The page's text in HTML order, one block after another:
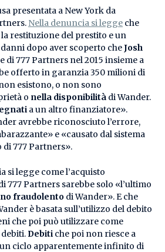
presentata a New York da
Nella denuncia si legge che
restituzione del prestito e un
dopo aver scoperto cheJosh
di 777 Partners nel 2015 insieme a
offerto in garanzia 350 milioni di
esistono, o non sono
o nella disponibilità di Wander.
a un altro finanziatore».
avrebbe riconosciuto l’errore,
e «causato dal sistema
777 Partners».
si legge come l’acquisto
777 Partners sarebbe solo «l’ultimo
fraudolento di Wander». E che
è basata sull’utilizzo del debito
che poi può utilizzare come
Debiti che poi non riesce a
ciclo apparentemente infinito di